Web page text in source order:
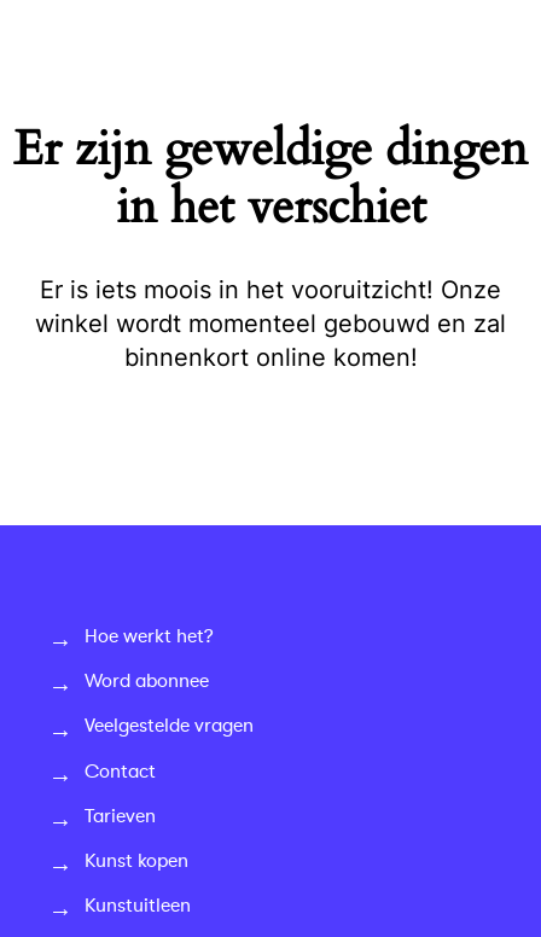
Er zijn geweldige dingen
in het verschiet
Er is iets moois in het vooruitzicht! Onze
winkel wordt momenteel gebouwd en zal
binnenkort online komen!
Hoe werkt het?
Word abonnee
Veelgestelde vragen
Contact
Tarieven
Kunst kopen
Kunstuitleen